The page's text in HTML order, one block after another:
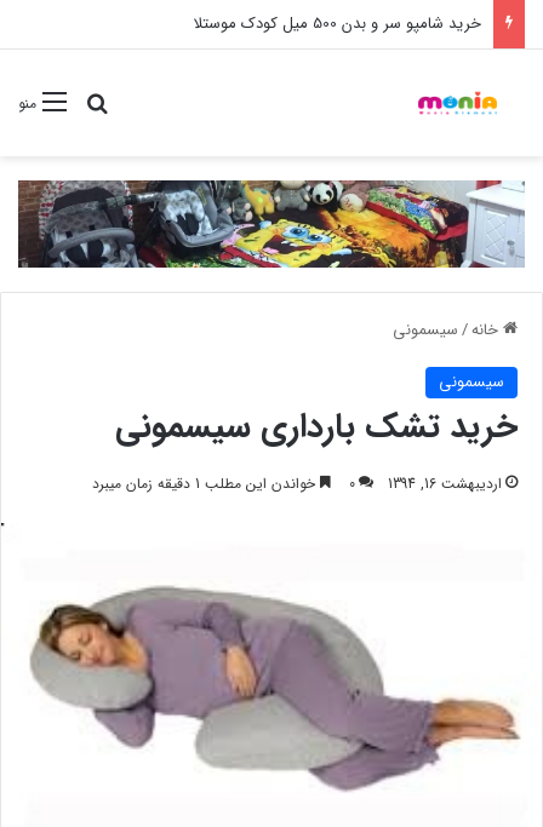
خرید شامپو سر و بدن 500 میل کودک موستلا
منوجستجو
خانه/سیسمونی
سیسمونی
خرید تشک بارداری سیسمونی
اردیبهشت 16, 1394 0 خواندن این مطلب 1 دقیقه زمان میبرد